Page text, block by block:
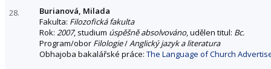
28.
Burianová, Milada
Fakulta: Filozofická fakulta
Rok: 2007, studium úspěšně absolvováno, udělen titul: Bc.
Program/obor Filologie/Anglický jazyk a literatura
Obhajoba bakalářské práce: The Language of Church